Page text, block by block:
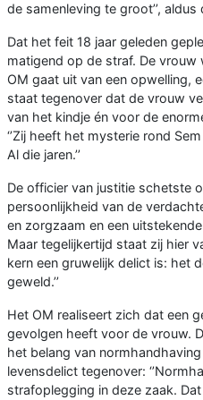
de samenleving te groot’’,
Dat het feit 18 jaar geleden
matigend op de straf. De
OM gaat uit van een opwelling,
staat tegenover dat de vrouw
van het kindje én voor de
‘’Zij heeft het mysterie rond
Al die jaren.’’
De officier van justitie schetste
persoonlijkheid van de
en zorgzaam en een
Maar tegelijkertijd staat zij hier
kern een gruwelijk delict is: het
geweld.’’
Het OM realiseert zich dat een
gevolgen heeft voor de vrouw.
het belang van
levensdelict tegenover:
strafoplegging in deze zaak.